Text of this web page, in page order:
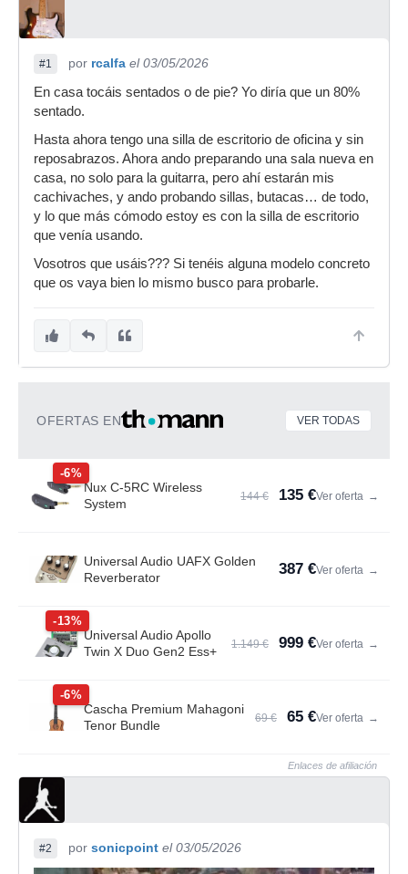
#1 por rcalfa el 03/05/2026
En casa tocáis sentados o de pie? Yo diría que un 80%
sentado.
Hasta ahora tengo una silla de escritorio de oficina y sin
reposabrazos. Ahora ando preparando una sala nueva en
casa, no solo para la guitarra, pero ahí estarán mis
cachivaches, y ando probando sillas, butacas… de todo,
y lo que más cómodo estoy es con la silla de escritorio
que venía usando.
Vosotros que usáis??? Si tenéis alguna modelo concreto
que os vaya bien lo mismo busco para probarle.
OFERTAS EN VER TODAS
-6%
Nux C-5RC Wireless
System
144 € 135 €Ver oferta →
Universal Audio UAFX Golden
Reverberator
387 €Ver oferta →
-13%
Universal Audio Apollo
Twin X Duo Gen2 Ess+
1.149 € 999 €Ver oferta →
-6%
Cascha Premium Mahagoni
Tenor Bundle
69 € 65 €Ver oferta →
Enlaces de afiliación
#2 por sonicpoint el 03/05/2026